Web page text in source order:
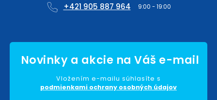
+421 905 887 964
Vložením e-mailu súhlasíte s
podmienkami ochrany osobných údajov